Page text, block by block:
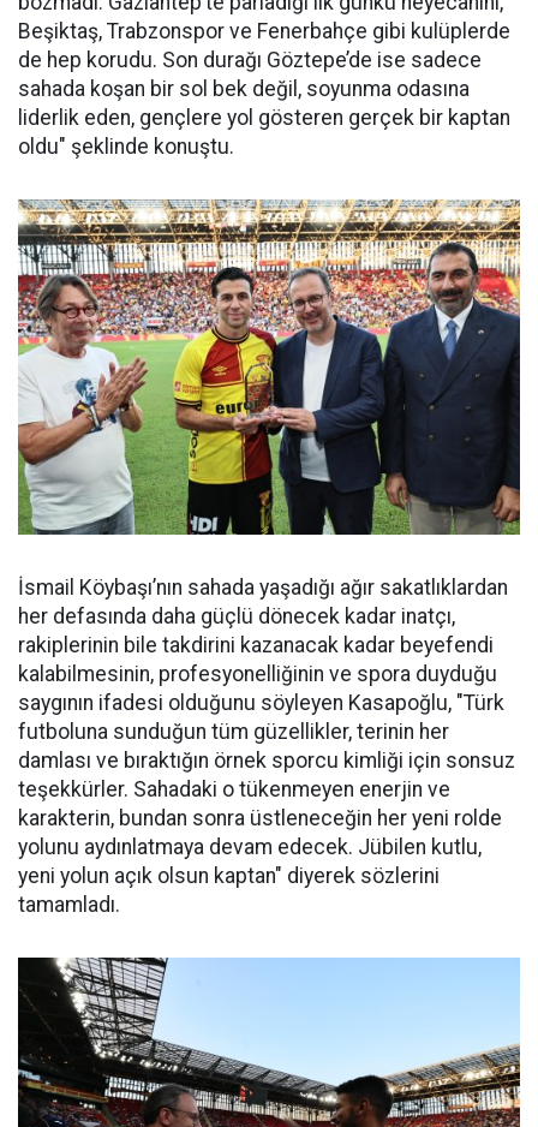
Beşiktaş, Trabzonspor ve Fenerbahçe gibi kulüplerde
de hep korudu. Son durağı Göztepe’de ise sadece
sahada koşan bir sol bek değil, soyunma odasına
liderlik eden, gençlere yol gösteren gerçek bir kaptan
oldu" şeklinde konuştu.
İsmail Köybaşı’nın sahada yaşadığı ağır sakatlıklardan
her defasında daha güçlü dönecek kadar inatçı,
rakiplerinin bile takdirini kazanacak kadar beyefendi
kalabilmesinin, profesyonelliğinin ve spora duyduğu
saygının ifadesi olduğunu söyleyen Kasapoğlu, "Türk
futboluna sunduğun tüm güzellikler, terinin her
damlası ve bıraktığın örnek sporcu kimliği için sonsuz
teşekkürler. Sahadaki o tükenmeyen enerjin ve
karakterin, bundan sonra üstleneceğin her yeni rolde
yolunu aydınlatmaya devam edecek. Jübilen kutlu,
yeni yolun açık olsun kaptan" diyerek sözlerini
tamamladı.